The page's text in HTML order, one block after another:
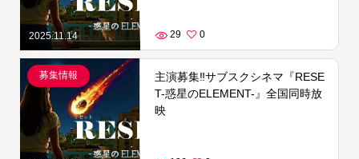
2025.11.14 29 0
募集情報
主演募集‼サブスクシネマ『RESE
T-惑星のELEMENT-』全国同時放
映